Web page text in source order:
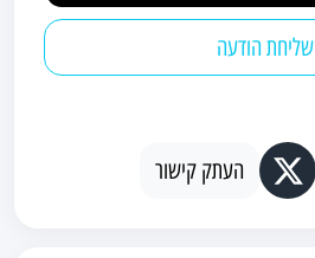
שליחת הודעה
העתק קישור